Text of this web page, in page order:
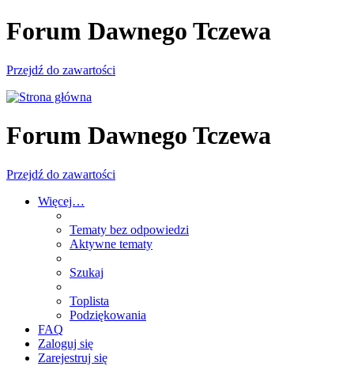
Forum Dawnego Tczewa
Przejdź do zawartości
Forum Dawnego Tczewa
Przejdź do zawartości
Więcej…
Tematy bez odpowiedzi
Aktywne tematy
Szukaj
Toplista
Podziękowania
FAQ
Zaloguj się
Zarejestruj się